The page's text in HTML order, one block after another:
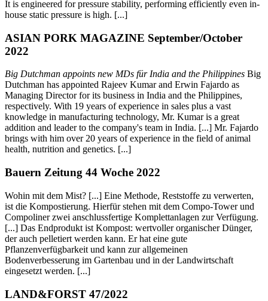
It is engineered for pressure stability, performing efficiently even in-
house static pressure is high. [...]
ASIAN PORK MAGAZINE September/October
2022
Big Dutchman appoints new MDs für India and the Philippines Big
Dutchman has appointed Rajeev Kumar and Erwin Fajardo as
Managing Director for its business in India and the Philippines,
respectively. With 19 years of experience in sales plus a vast
knowledge in manufacturing technology, Mr. Kumar is a great
addition and leader to the company's team in India. [...] Mr. Fajardo
brings with him over 20 years of experience in the field of animal
health, nutrition and genetics. [...]
Bauern Zeitung 44 Woche 2022
Wohin mit dem Mist? [...] Eine Methode, Reststoffe zu verwerten,
ist die Kompostierung. Hierfür stehen mit dem Compo-Tower und
Compoliner zwei anschlussfertige Komplettanlagen zur Verfügung.
[...] Das Endprodukt ist Kompost: wertvoller organischer Dünger,
der auch pelletiert werden kann. Er hat eine gute
Pflanzenverfügbarkeit und kann zur allgemeinen
Bodenverbesserung im Gartenbau und in der Landwirtschaft
eingesetzt werden. [...]
LAND&FORST 47/2022